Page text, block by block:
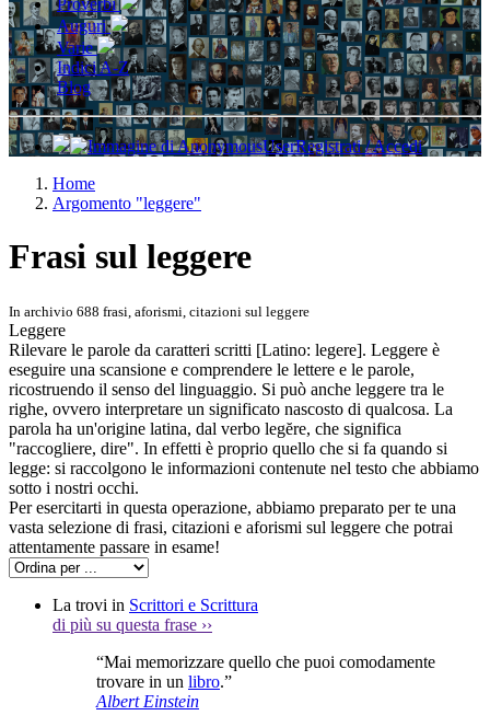
Proverbi
Auguri
Varie
Indici A-Z
Blog
Registrati / Accedi
Home
Argomento "leggere"
Frasi sul leggere
In archivio 688 frasi, aforismi, citazioni sul leggere
Leggere
Rilevare le parole da caratteri scritti [Latino: legere]. Leggere è
eseguire una scansione e comprendere le lettere e le parole,
ricostruendo il senso del linguaggio. Si può anche leggere tra le
righe, ovvero interpretare un significato nascosto di qualcosa. La
parola ha un'origine latina, dal verbo legĕre, che significa
"raccogliere, dire". In effetti è proprio quello che si fa quando si
legge: si raccolgono le informazioni contenute nel testo che abbiamo
sotto i nostri occhi.
Per esercitarti in questa operazione, abbiamo preparato per te una
vasta selezione di frasi, citazioni e aforismi sul leggere che potrai
attentamente passare in esame!
La trovi in Scrittori e Scrittura
di più su questa frase ››
“Mai memorizzare quello che puoi comodamente
trovare in un libro.”
Albert Einstein